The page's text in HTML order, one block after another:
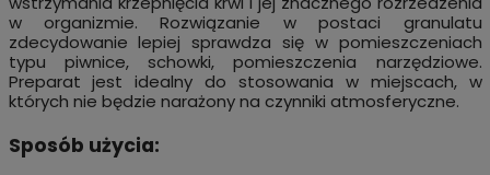
w organizmie. Rozwiązanie w postaci granulatu
zdecydowanie lepiej sprawdza się w pomieszczeniach
typu piwnice, schowki, pomieszczenia narzędziowe.
Preparat jest idealny do stosowania w miejscach, w
których nie będzie narażony na czynniki atmosferyczne.
Sposób użycia: